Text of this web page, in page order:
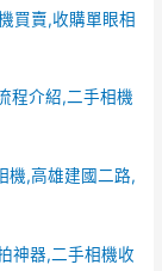
買賣,收購單眼相
程介紹,二手相機
機,高雄建國二路,
神器,二手相機收